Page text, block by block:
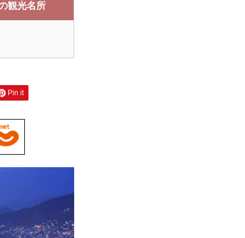
観光名所
Pin it